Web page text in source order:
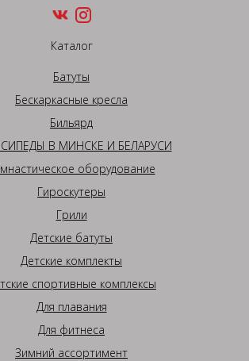
Каталог
Батуты
Бескаркасные кресла
Бильярд
В МИНСКЕ И БЕЛАРУСИ
оборудование
Гироскутеры
Грили
Детские батуты
Детские комплекты
спортивные комплексы
Для плавания
Для фитнеса
Зимний ассортимент